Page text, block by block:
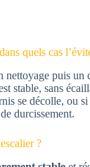
quels cas
nettoyage puis
stable, sans
se décolle, ou
durcissement.
?